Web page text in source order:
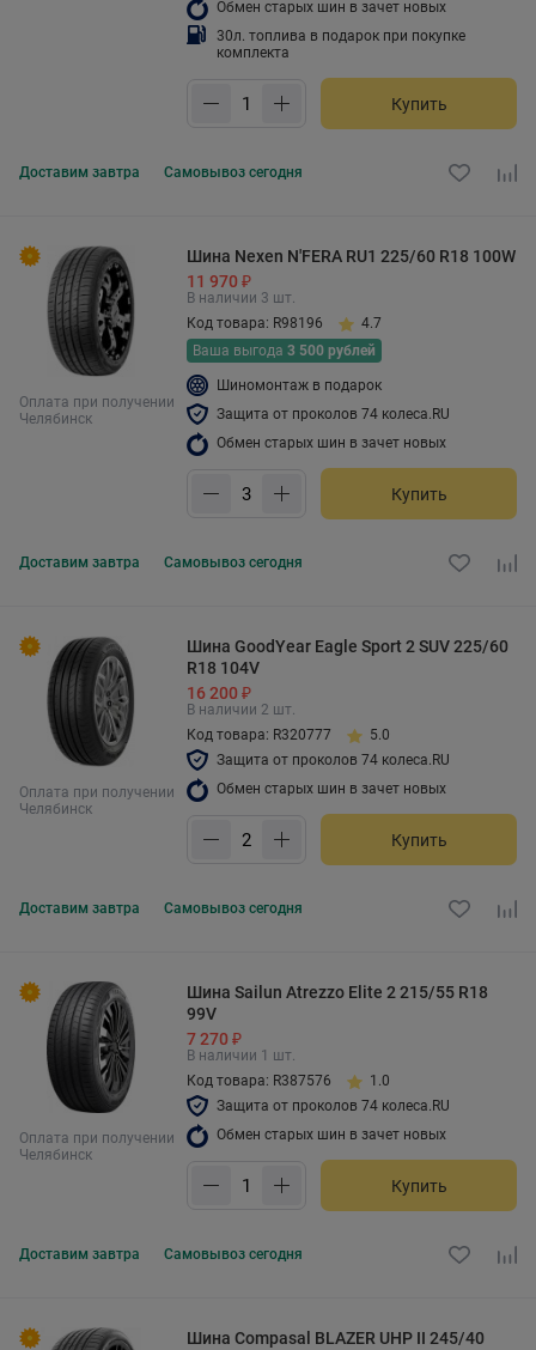
Обмен старых шин в зачет новых
30л. топлива в подарок при покупке
комплекта
Купить
Доставим завтра Самовывоз сегодня
Оплата при получении
Челябинск
Шина Nexen N'FERA RU1 225/60 R18 100W
11 970 ₽
В наличии 3 шт.
Код товара: R98196
4.7
Ваша выгода 3 500 рублей
Шиномонтаж в подарок
Защита от проколов 74 колеса.RU
Обмен старых шин в зачет новых
Купить
Доставим завтра Самовывоз сегодня
Оплата при получении
Челябинск
Шина GoodYear Eagle Sport 2 SUV 225/60
R18 104V
16 200 ₽
В наличии 2 шт.
Код товара: R320777
5.0
Защита от проколов 74 колеса.RU
Обмен старых шин в зачет новых
Купить
Доставим завтра Самовывоз сегодня
Оплата при получении
Челябинск
Шина Sailun Atrezzo Elite 2 215/55 R18
99V
7 270 ₽
В наличии 1 шт.
Код товара: R387576
1.0
Защита от проколов 74 колеса.RU
Обмен старых шин в зачет новых
Купить
Доставим завтра Самовывоз сегодня
Шина Compasal BLAZER UHP II 245/40